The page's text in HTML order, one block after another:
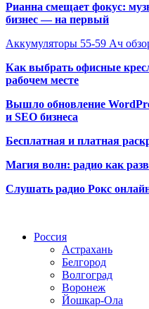
Рианна смещает фокус:
бизнес — на первый
Аккумуляторы 55-59 Ач
Как выбрать офисные
рабочем месте
Вышло обновление
и SEO бизнеса
Бесплатная и платная
Магия волн: радио как
Слушать радио Рокс
Россия
Астрахань
Белгород
Волгоград
Воронеж
Йошкар-Ола